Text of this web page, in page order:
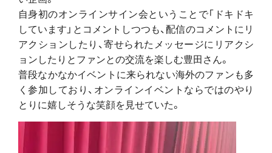
自身初のオンラインサイン会ということで「ドキドキ
しています」とコメントしつつも、配信のコメントにリ
アクションしたり、寄せられたメッセージにリアクシ
ョンしたりとファンとの交流を楽しむ豊田さん。
普段なかなかイベントに来られない海外のファンも多
く参加しており、オンラインイベントならではのやり
とりに嬉しそうな笑顔を見せていた。